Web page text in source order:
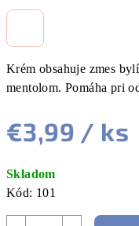
Krém obsahuje zmes
mentolom. Pomáha pri
€3,99 / ks
cena:
Skladom
Kód: 101